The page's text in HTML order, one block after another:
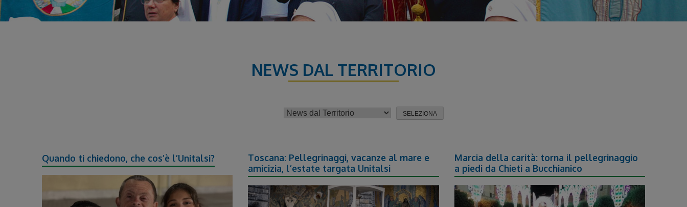
NEWS DAL TERRITORIO
Quando ti chiedono, che cos’è l’Unitalsi?
Toscana: Pellegrinaggi, vacanze al mare e
amicizia, l’estate targata Unitalsi
Marcia della carità: torna il pellegrinaggio
a piedi da Chieti a Bucchianico